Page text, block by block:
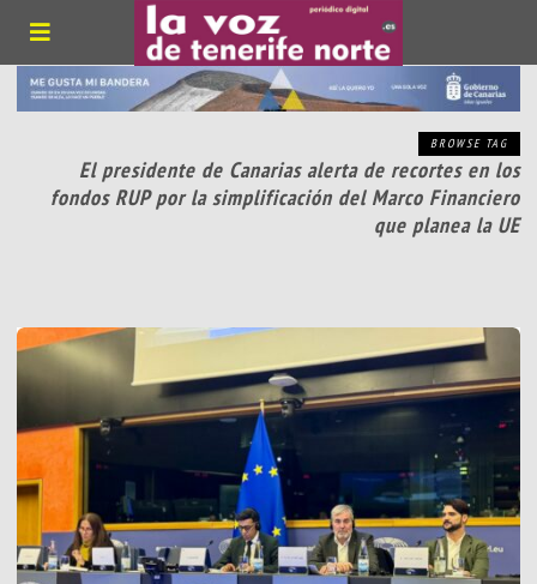
BROWSE TAG
El presidente de Canarias alerta de recortes en los
fondos RUP por la simplificación del Marco Financiero
que planea la UE